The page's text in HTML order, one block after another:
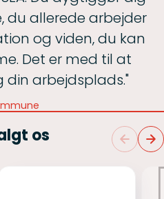
du allerede arbejder
og viden, du kan
Det er med til at
din arbejdsplads."
os